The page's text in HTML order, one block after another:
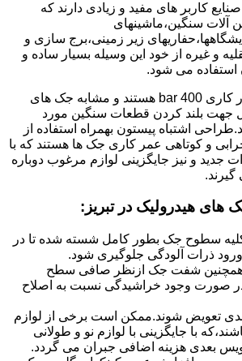
کاربر های مفید و زیادی دارند که
آلات سنگین،ماشینهای
زیر زمینی،برج سازی و
و غیره از خود این وسیله بسیار ساده و
استفاده می شود.
جکهای زیر دارای فشار کاری 400 bar هستند و مشابه جک های
جهت بلند کردن قطعات سنگین مورد
اشتباه پیستون بهمراه استفاده از
و کوتاهی عمر کاری جک ها هستند که با
جدید و نیز جایگزینی لوازم مرغوب دوباره
گیرند.
هیدرولیک در تبریز :
سطوح جک بطور کامل شسته شده تا در
ورود ذرات آلودگی جلوگیری شود.
همچنین شفت جک ازنظر صافی سطح
صورت وجود خراشیدگی نسبت به اصلاح
تعویض شوند.ممکن است برخی از لوازم
با جایگزینی با لوازم نو و طولانی
بعدی هزینه اضافی جبران می گردد.